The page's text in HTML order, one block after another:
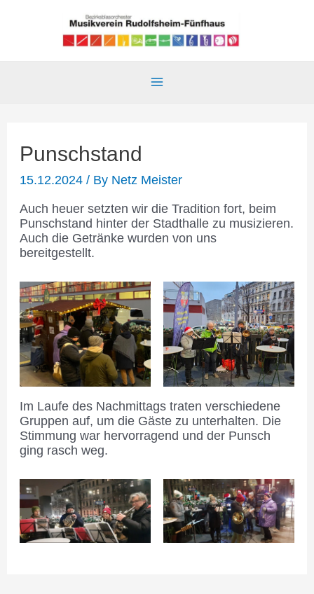
Punschstand
15.12.2024/ By Netz Meister
Auch heuer setzten wir die Tradition fort, beim
Punschstand hinter der Stadthalle zu musizieren.
Auch die Getränke wurden von uns
bereitgestellt.
Im Laufe des Nachmittags traten verschiedene
Gruppen auf, um die Gäste zu unterhalten. Die
Stimmung war hervorragend und der Punsch
ging rasch weg.